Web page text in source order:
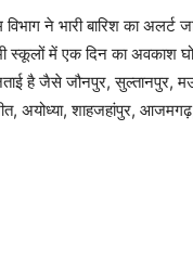
ने भारी बारिश का अलर्ट
स्कूलों में एक दिन का अवकाश
जताई है जैसे जौनपुर,
अयोध्या, शाहजहांपुर,